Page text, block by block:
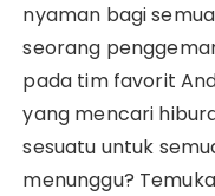
nyaman bagi
seorang
pada tim favorit
yang mencari
sesuatu untuk
menunggu?